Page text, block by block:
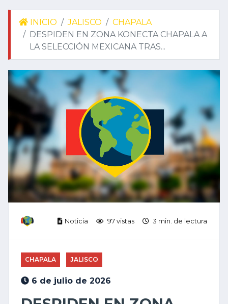
INICIO JALISCO
CHAPALA
DESPIDEN EN ZONA KONECTA CHAPALA A
LA SELECCIÓN MEXICANA TRAS...
Noticia 97 vistas 3 min. de lectura
CHAPALA JALISCO
6 de julio de 2026